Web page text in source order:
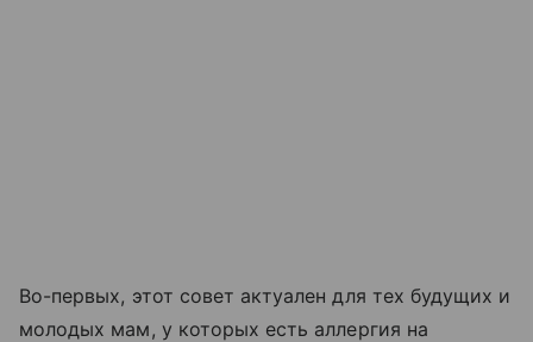
Во-первых, этот совет актуален для тех будущих и
молодых мам, у которых есть аллергия на